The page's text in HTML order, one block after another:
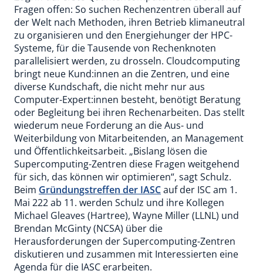
Fragen offen: So suchen Rechenzentren überall auf
der Welt nach Methoden, ihren Betrieb klimaneutral
zu organisieren und den Energiehunger der HPC-
Systeme, für die Tausende von Rechenknoten
parallelisiert werden, zu drosseln. Cloudcomputing
bringt neue Kund:innen an die Zentren, und eine
diverse Kundschaft, die nicht mehr nur aus
Computer-Expert:innen besteht, benötigt Beratung
oder Begleitung bei ihren Rechenarbeiten. Das stellt
wiederum neue Forderung an die Aus- und
Weiterbildung von Mitarbeitenden, an Management
und Öffentlichkeitsarbeit. „Bislang lösen die
Supercomputing-Zentren diese Fragen weitgehend
für sich, das können wir optimieren“, sagt Schulz.
Beim Gründungstreffen der IASCauf der ISC am 1.
Mai 222 ab 11. werden Schulz und ihre Kollegen
Michael Gleaves (Hartree), Wayne Miller (LLNL) und
Brendan McGinty (NCSA) über die
Herausforderungen der Supercomputing-Zentren
diskutieren und zusammen mit Interessierten eine
Agenda für die IASC erarbeiten.